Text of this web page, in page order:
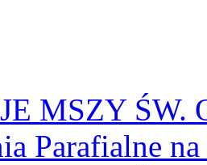
MSZY ŚW.
Parafialne